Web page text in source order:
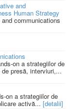
and
Human Strategy
communications
on a strategiilor de
presă, interviuri,...
on a strategiilor de
activă... [detalii]